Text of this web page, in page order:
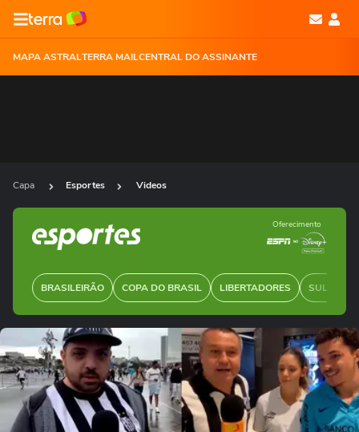
MAPA ASTRALTERRA MAILCENTRAL DO ASSINANTE
Capa Esportes Videos
BRASILEIRÃO COPA DO BRASIL LIBERTADORES SUL-
Oferecimento
Ops!
Não foi possível reproduzir o vídeo
Tentar novamente